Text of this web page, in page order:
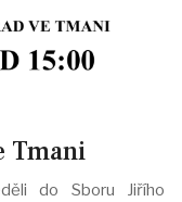
Tmani
do Sboru Jiřího